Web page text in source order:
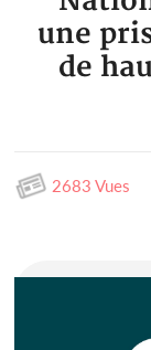
une
de
2683 Vues